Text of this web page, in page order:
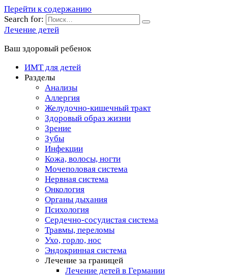
Перейти к содержанию
Search for:
Лечение детей
Ваш здоровый ребенок
ИМТ для детей
Разделы
Анализы
Аллергия
Желудочно-кишечный тракт
Здоровый образ жизни
Зрение
Зубы
Инфекции
Кожа, волосы, ногти
Мочеполовая система
Нервная система
Онкология
Органы дыхания
Психология
Сердечно-сосудистая система
Травмы, переломы
Ухо, горло, нос
Эндокринная система
Лечение за границей
Лечение детей в Германии